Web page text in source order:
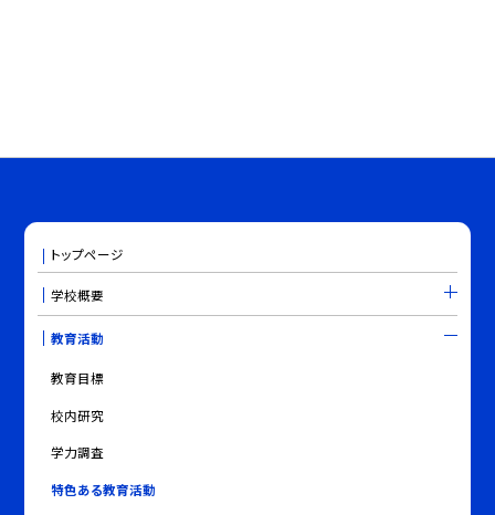
トップページ
学校概要
教育活動
教育目標
校内研究
学力調査
特色ある教育活動